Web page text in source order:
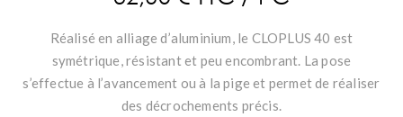
Réalisé en alliage d’aluminium, le CLOPLUS 40 est
symétrique, résistant et peu encombrant. La pose
s’effectue à l’avancement ou à la pige et permet de réaliser
des décrochements précis.